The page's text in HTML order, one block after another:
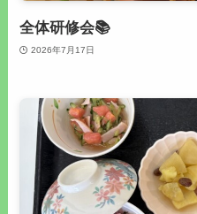
全体研修会📚
2026年7月17日